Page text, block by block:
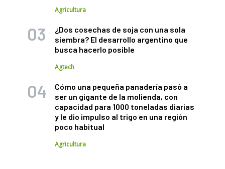
Agricultura
¿Dos cosechas de soja con una sola
siembra? El desarrollo argentino que
busca hacerlo posible
Agtech
Cómo una pequeña panadería pasó a
ser un gigante de la molienda, con
capacidad para 1000 toneladas diarias
y le dio impulso al trigo en una región
poco habitual
Agricultura